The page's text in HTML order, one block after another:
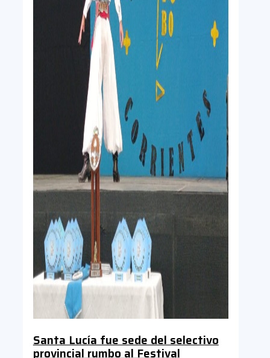
Santa Lucía fue sede del selectivo
provincial rumbo al Festival